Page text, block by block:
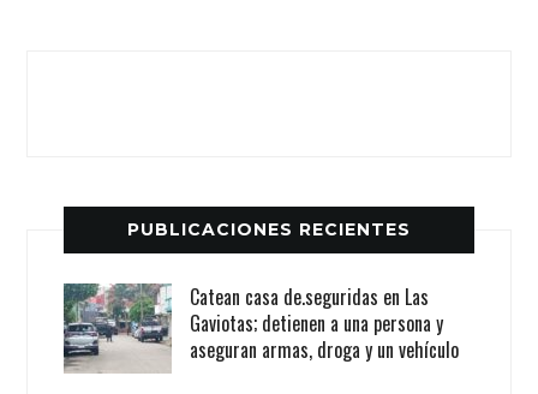
PUBLICACIONES RECIENTES
Catean casa de.seguridas en Las
Gaviotas; detienen a una persona y
aseguran armas, droga y un vehículo